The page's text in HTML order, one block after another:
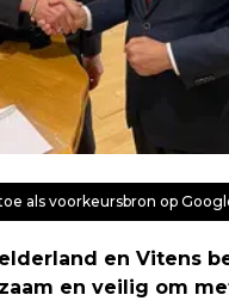
als voorkeursbron op
en Vitens
en veilig om